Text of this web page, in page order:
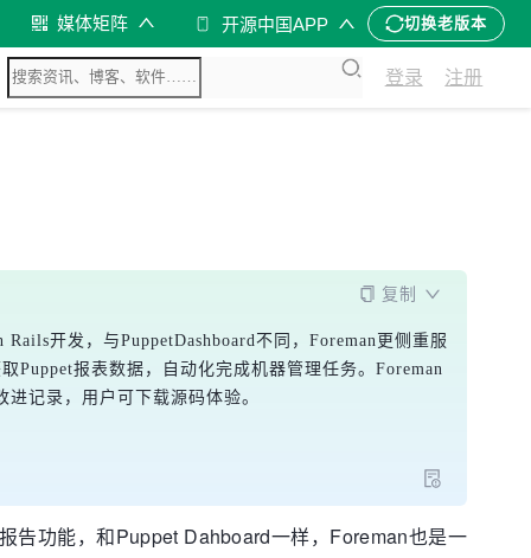
媒体矩阵 开源中国APP 切换老版本
登录 注册
复制
开发，与PuppetDashboard不同，Foreman更侧重服
Puppet报表数据，自动化完成机器管理任务。Foreman
记录，用户可下载源码体验。
告功能，和Puppet Dahboard一样，Foreman也是一